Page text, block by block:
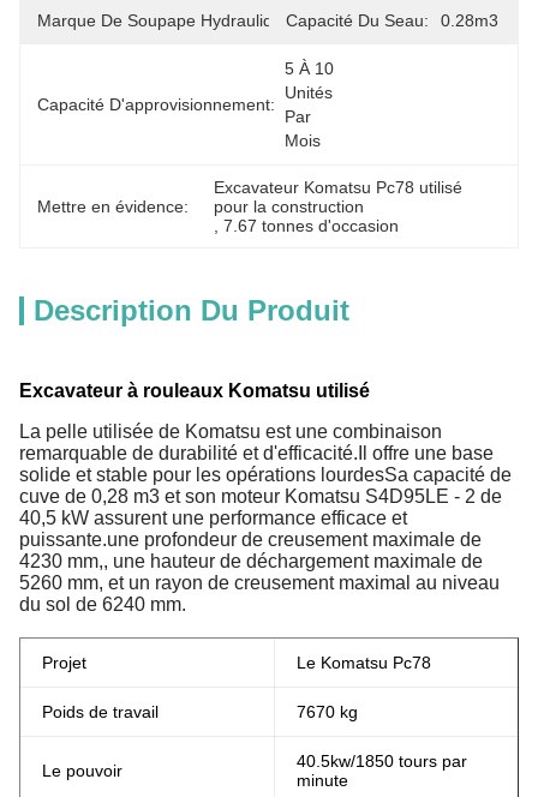
Marque De Soupape Hydraulique: Originaux
Capacité Du Seau: 0.28m3
Capacité D'approvisionnement:
5 À 10
Unités
Par
Mois
Mettre en évidence:
Excavateur Komatsu Pc78 utilisé
pour la construction
, 7.67 tonnes d'occasion
Description Du Produit
Excavateur à rouleaux Komatsu utilisé
La pelle utilisée de Komatsu est une combinaison
remarquable de durabilité et d'efficacité.Il offre une base
solide et stable pour les opérations lourdesSa capacité de
cuve de 0,28 m3 et son moteur Komatsu S4D95LE - 2 de
40,5 kW assurent une performance efficace et
puissante.une profondeur de creusement maximale de
4230 mm,, une hauteur de déchargement maximale de
5260 mm, et un rayon de creusement maximal au niveau
du sol de 6240 mm.
Projet Le Komatsu Pc78
Poids de travail 7670 kg
Le pouvoir
40.5kw/1850 tours par
minute